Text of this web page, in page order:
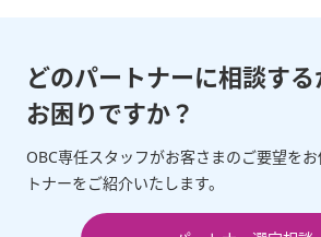
どのパートナーに相談する
お困りですか？
OBC専任スタッフがお客さまのご要望を
トナーをご紹介いたします。